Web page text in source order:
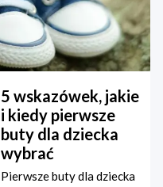
5 wskazówek, jakie
i kiedy pierwsze
buty dla dziecka
wybrać
Pierwsze buty dla dziecka